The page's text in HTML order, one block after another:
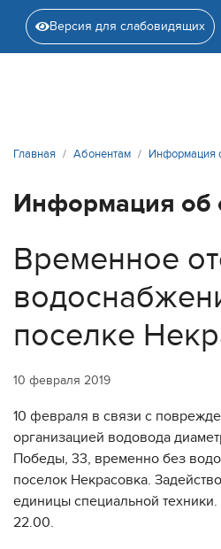
Версия для слабовидящих
Главная Абонентам Информация
Информация об
Временное
поселке
10 февраля 2019
10 февраля в связи с
организацией водовода
Победы, 33, временно без
поселок Некрасовка.
единицы специальной
22.00.